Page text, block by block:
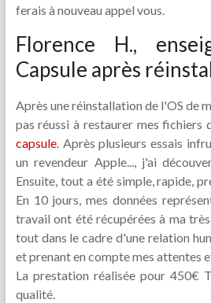
ferais à nouveau appel vous.
Florence H.,
Capsule après
Après une réinstallation de l'OS de
pas réussi à restaurer mes fichiers
capsule. Après plusieurs essais
un revendeur Apple..., j'ai
Ensuite, tout a été simple, rapide,
En 10 jours, mes données
travail ont été récupérées à ma
tout dans le cadre d'une relation
et prenant en compte mes attentes
La prestation réalisée pour 450€
qualité.